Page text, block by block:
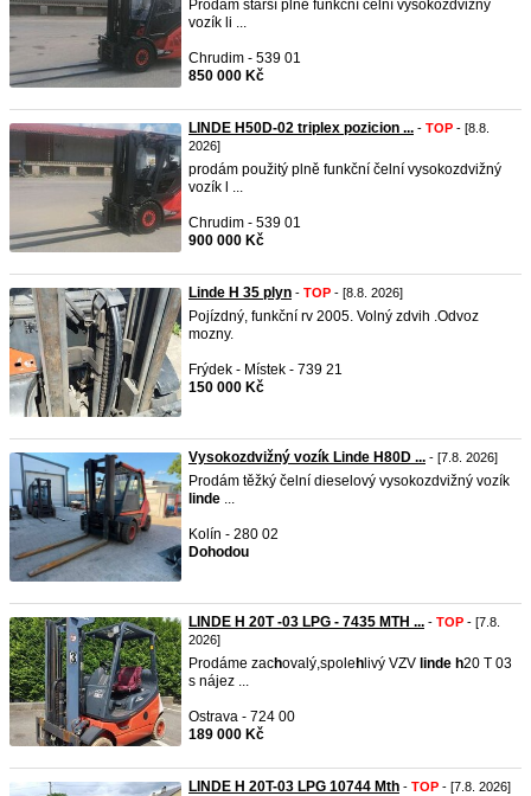
Prodám starší plně funkční čelní vysokozdvižný
vozík li ...
Chrudim - 539 01
850 000 Kč
LINDE H50D-02 triplex pozicion ... - TOP - [8.8.
2026]
prodám použitý plně funkční čelní vysokozdvižný
vozík l ...
Chrudim - 539 01
900 000 Kč
Linde H 35 plyn - TOP - [8.8. 2026]
Pojízdný, funkční rv 2005. Volný zdvih .Odvoz
mozny.
Frýdek - Místek - 739 21
150 000 Kč
Vysokozdvižný vozík Linde H80D ... - [7.8. 2026]
Prodám těžký čelní dieselový vysokozdvižný vozík
linde ...
Kolín - 280 02
Dohodou
LINDE H 20T -03 LPG - 7435 MTH ... - TOP - [7.8.
2026]
Prodáme zachovalý,spole h livý VZV linde h20 T 03
s nájez ...
Ostrava - 724 00
189 000 Kč
LINDE H 20T-03 LPG 10744 Mth - TOP - [7.8. 2026]